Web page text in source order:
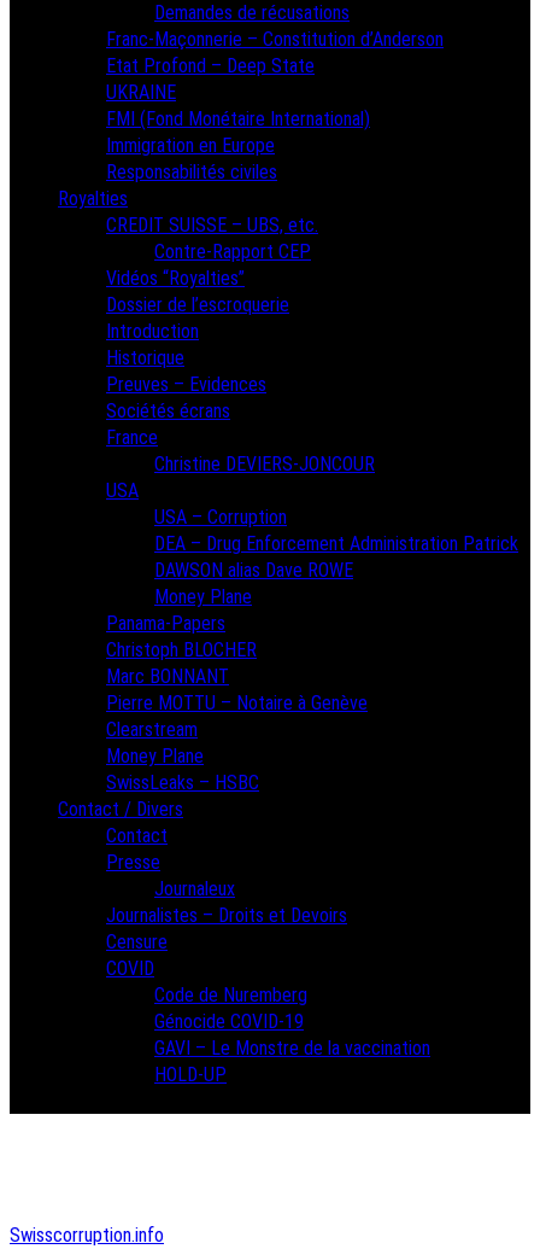
Demandes de récusations
Franc-Maçonnerie – Constitution d’Anderson
Etat Profond – Deep State
UKRAINE
FMI (Fond Monétaire International)
Immigration en Europe
Responsabilités civiles
Royalties
CREDIT SUISSE – UBS, etc.
Contre-Rapport CEP
Vidéos “Royalties”
Dossier de l’escroquerie
Introduction
Historique
Preuves – Evidences
Sociétés écrans
France
Christine DEVIERS-JONCOUR
USA
USA – Corruption
DEA – Drug Enforcement Administration Patrick
DAWSON alias Dave ROWE
Money Plane
Panama-Papers
Christoph BLOCHER
Marc BONNANT
Pierre MOTTU – Notaire à Genève
Clearstream
Money Plane
SwissLeaks – HSBC
Contact / Divers
Contact
Presse
Journaleux
Journalistes – Droits et Devoirs
Censure
COVID
Code de Nuremberg
Génocide COVID-19
GAVI – Le Monstre de la vaccination
HOLD-UP
Swisscorruption.info